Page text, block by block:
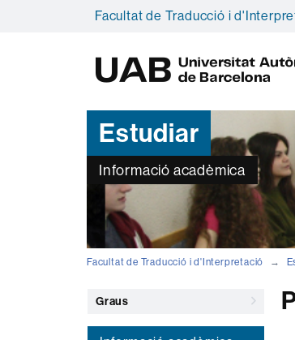
Facultat de Traducció i
Estudiar
Informació acadèmica
Facultat de Traducció i d'Interpretació
Graus